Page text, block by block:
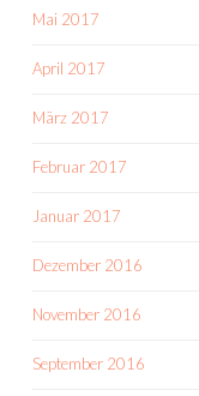
Mai 2017
April 2017
März 2017
Februar 2017
Januar 2017
Dezember 2016
November 2016
September 2016